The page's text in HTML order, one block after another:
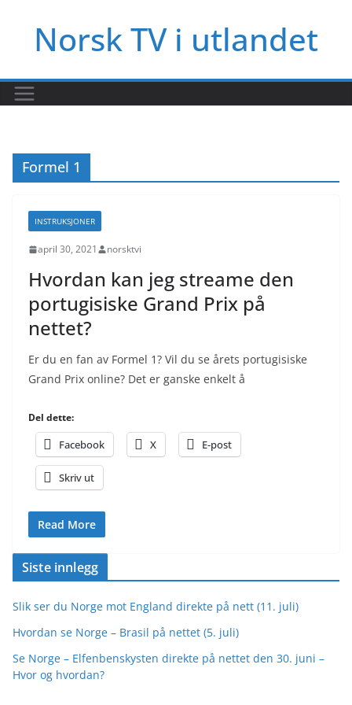
innholdetNorsk TV i utlandet
Formel 1
INSTRUKSJONER
april 30, 2021 norsktvi
Hvordan kan jeg streame den
portugisiske Grand Prix på
nettet?
Er du en fan av Formel 1? Vil du se årets portugisiske
Grand Prix online? Det er ganske enkelt å
Del dette:
Facebook X E-post
Skriv ut
Read More
Siste innlegg
Slik ser du Norge mot England direkte på nett (11. juli)
Hvordan se Norge – Brasil på nettet (5. juli)
Se Norge – Elfenbenskysten direkte på nettet den 30. juni –
Hvor og hvordan?